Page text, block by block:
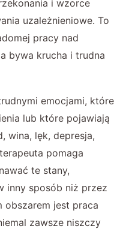
i wzorce
uzależnieniowe. To
pracy nad
bywa krucha i trudna
emocjami, które
lub które pojawiają
wina, lęk, depresja,
pomaga
te stany,
inny sposób niż przez
obszarem jest praca
zawsze niszczy